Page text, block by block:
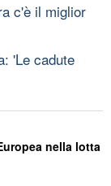
c'è il miglior
'Le cadute
nella lotta